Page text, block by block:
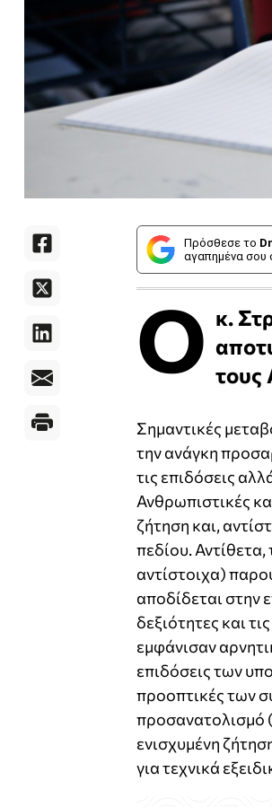
Πρόσθεσε το
αγαπημένα σου
O κ.
τους
Σημαντικές
την ανάγκη
τις επιδόσεις
Ανθρωπιστικές
ζήτηση και,
πεδίου.
αντίστοιχα)
αποδίδεται στην
δεξιότητες και
εμφάνισαν
επιδόσεις των
προοπτικές των
προσανατολισμό
ενισχυμένη
για τεχνικά